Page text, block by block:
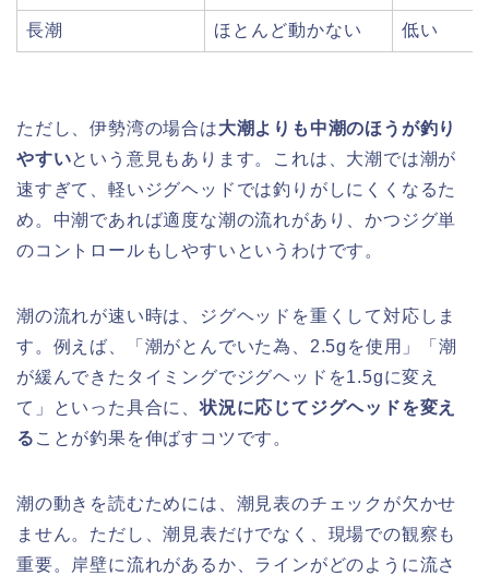
長潮 ほとんど動かない 低い
ただし、伊勢湾の場合は大潮よりも中潮のほうが釣り
やすいという意見もあります。これは、大潮では潮が
速すぎて、軽いジグヘッドでは釣りがしにくくなるた
め。中潮であれば適度な潮の流れがあり、かつジグ単
のコントロールもしやすいというわけです。
潮の流れが速い時は、ジグヘッドを重くして対応しま
す。例えば、「潮がとんでいた為、2.5gを使用」「潮
が緩んできたタイミングでジグヘッドを1.5gに変え
て」といった具合に、状況に応じてジグヘッドを変え
る ことが釣果を伸ばすコツです。
潮の動きを読むためには、潮見表のチェックが欠かせ
ません。ただし、潮見表だけでなく、現場での観察も
重要。岸壁に流れがあるか、ラインがどのように流さ